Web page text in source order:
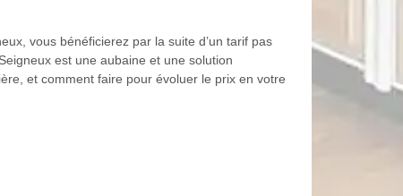
vous bénéficierez par la suite d’un tarif pas
est une aubaine et une solution
et comment faire pour évoluer le prix en votre